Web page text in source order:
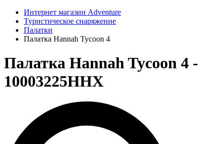
Интернет магазин Adventure
Туристическое снаряжение
Палатки
Палатка Hannah Tycoon 4
Палатка Hannah Tycoon 4 -
10003225HHX